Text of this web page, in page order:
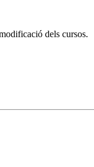
dels cursos.